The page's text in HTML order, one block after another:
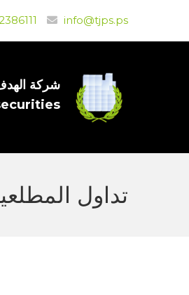
info@tjps.ps
شركة
تداول المطلعين 29-04-